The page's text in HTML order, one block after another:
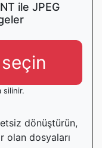
ile JPEG
seçin
silinir.
dönüştürün,
olan dosyaları